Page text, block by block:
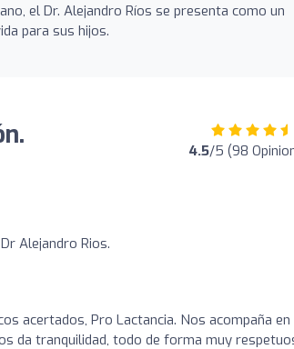
el Dr. Alejandro Ríos se presenta como un
para sus hijos.
4.5/5 (98
Alejandro Rios.
acertados, Pro Lactancia. Nos acompaña en
da tranquilidad, todo de forma muy